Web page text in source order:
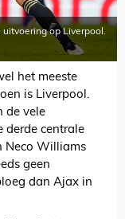
op Liverpool.
het meeste
is Liverpool.
de vele
derde centrale
Neco Williams
geen
dan Ajax in